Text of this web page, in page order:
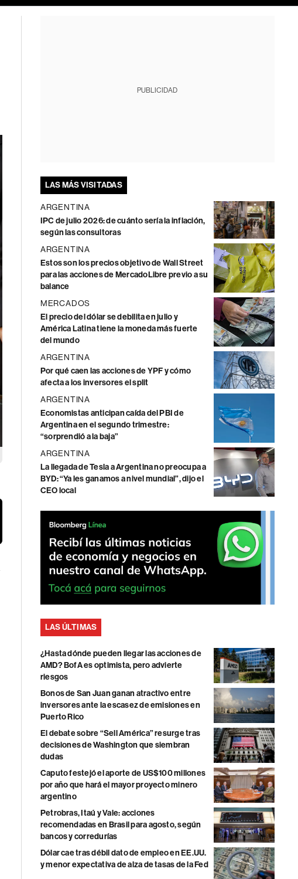
PUBLICIDAD
LAS MÁS VISITADAS
ARGENTINA
IPC de julio 2026: de cuánto sería la inflación,
según las consultoras
ARGENTINA
Estos son los precios objetivo de Wall Street
para las acciones de MercadoLibre previo a su
balance
MERCADOS
El precio del dólar se debilita en julio y
América Latina tiene la moneda más fuerte
del mundo
ARGENTINA
Por qué caen las acciones de YPF y cómo
afecta a los inversores el split
ARGENTINA
Economistas anticipan caída del PBI de
Argentina en el segundo trimestre:
“sorprendió a la baja”
ARGENTINA
La llegada de Tesla a Argentina no preocupa a
BYD: “Ya les ganamos a nivel mundial”, dijo el
CEO local
LAS ÚLTIMAS
¿Hasta dónde pueden llegar las acciones de
AMD? BofA es optimista, pero advierte
riesgos
Bonos de San Juan ganan atractivo entre
inversores ante la escasez de emisiones en
Puerto Rico
El debate sobre “Sell América” resurge tras
decisiones de Washington que siembran
dudas
Caputo festejó el aporte de US$100 millones
por año que hará el mayor proyecto minero
argentino
Petrobras, Itaú y Vale: acciones
recomendadas en Brasil para agosto, según
bancos y corredurías
Dólar cae tras débil dato de empleo en EE.UU.
y menor expectativa de alza de tasas de la Fed